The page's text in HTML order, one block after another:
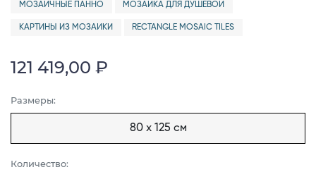
МОЗАИЧНЫЕ ПАННО МОЗАИКА ДЛЯ ДУШЕВОЙ
КАРТИНЫ ИЗ МОЗАИКИ RECTANGLE MOSAIC TILES
121 419,00 ₽
Размеры:
80 x 125 см
Количество: